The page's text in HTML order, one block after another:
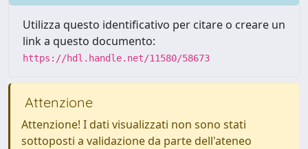
Utilizza questo identificativo per citare o creare un
link a questo documento:
https://hdl.handle.net/11580/58673
Attenzione
Attenzione! I dati visualizzati non sono stati
sottoposti a validazione da parte dell'ateneo